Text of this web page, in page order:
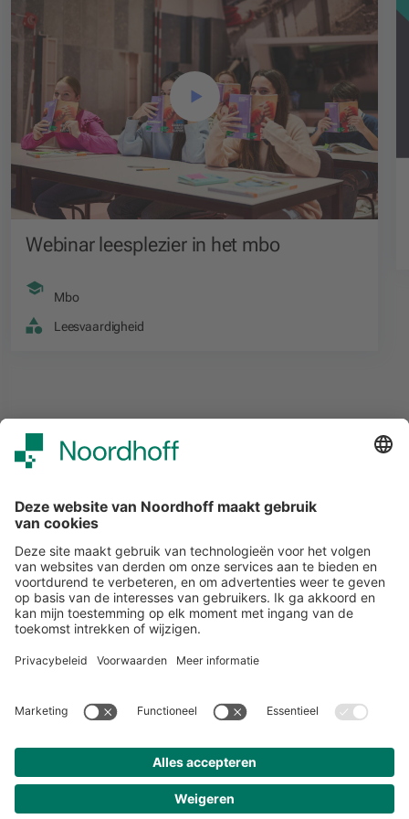
Webinar leesplezier in het mbo
Mbo
Leesvaardigheid
START
Meer over Noordhoff
Contact
Volg ons